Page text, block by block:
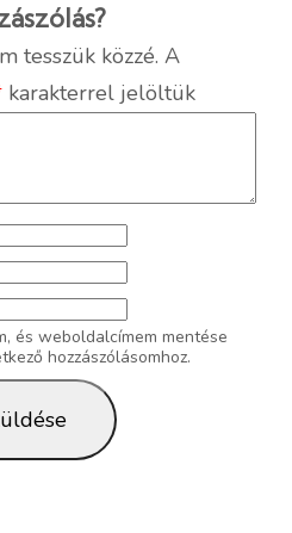
tesszük közzé. A
karakterrel jelöltük
és weboldalcímem mentése
hozzászólásomhoz.